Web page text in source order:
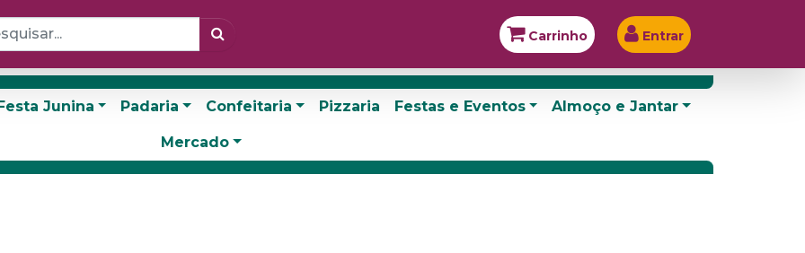
Carrinho Entrar
Junina Padaria Confeitaria Pizzaria Festas e Eventos Almoço e Jantar
Mercado